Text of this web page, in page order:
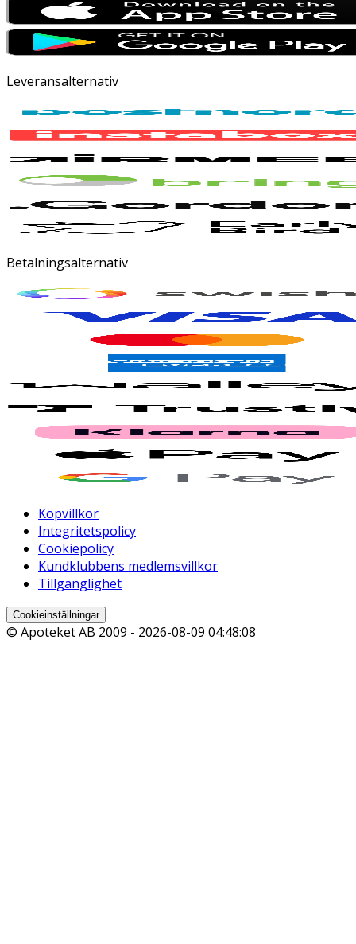
Leveransalternativ
Betalningsalternativ
Köpvillkor
Integritetspolicy
Cookiepolicy
Kundklubbens medlemsvillkor
Tillgänglighet
Cookieinställningar
© Apoteket AB 2009 - 2026-08-09 04:48:08